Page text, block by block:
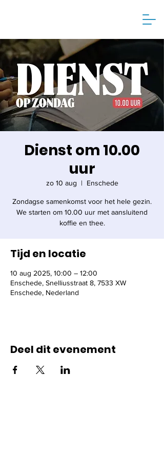
Dienst om 10.00
uur
zo 10 aug
  |
Enschede
Zondagse samenkomst voor het hele gezin.
We starten om 10.00 uur met aansluitend
koffie en thee.
Tijd en locatie
10 aug 2025, 10:00 – 12:00
Enschede, Snelliusstraat 8, 7533 XW
Enschede, Nederland
Deel dit evenement